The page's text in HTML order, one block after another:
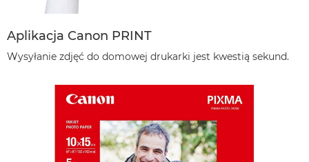
Aplikacja Canon PRINT
Wysyłanie zdjęć do domowej drukarki jest kwestią sekund.